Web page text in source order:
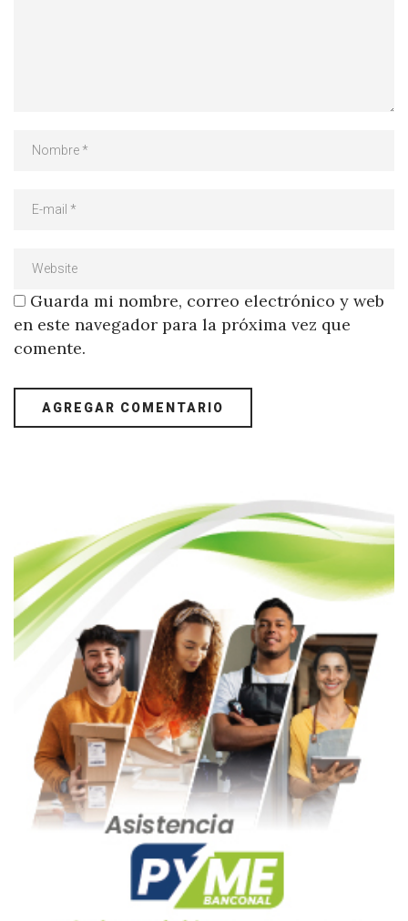
Guarda mi nombre, correo electrónico y web
en este navegador para la próxima vez que
comente.